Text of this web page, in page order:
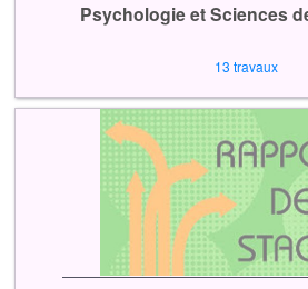
Psychologie et Sciences
13 travaux